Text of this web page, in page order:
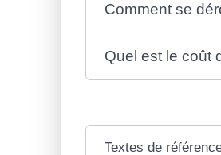
Comment se
Quel est le coût
Textes de